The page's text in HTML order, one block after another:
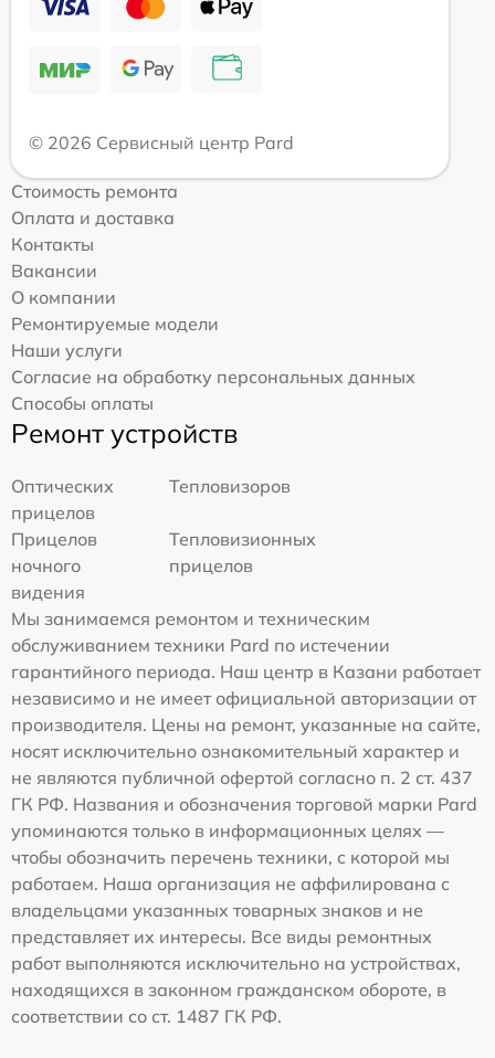
© 2026 Сервисный центр Pard
Стоимость ремонта
Оплата и доставка
Контакты
Вакансии
О компании
Ремонтируемые модели
Наши услуги
Согласие на обработку персональных данных
Способы оплаты
Ремонт устройств
Оптических
прицелов
Тепловизоров
Прицелов
ночного
видения
Тепловизионных
прицелов
Мы занимаемся ремонтом и техническим
обслуживанием техники Pard по истечении
гарантийного периода. Наш центр в Казани работает
независимо и не имеет официальной авторизации от
производителя. Цены на ремонт, указанные на сайте,
носят исключительно ознакомительный характер и
не являются публичной офертой согласно п. 2 ст. 437
ГК РФ. Названия и обозначения торговой марки Pard
упоминаются только в информационных целях —
чтобы обозначить перечень техники, с которой мы
работаем. Наша организация не аффилирована с
владельцами указанных товарных знаков и не
представляет их интересы. Все виды ремонтных
работ выполняются исключительно на устройствах,
находящихся в законном гражданском обороте, в
соответствии со ст. 1487 ГК РФ.